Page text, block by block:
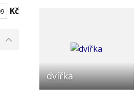
dvířka
Kč